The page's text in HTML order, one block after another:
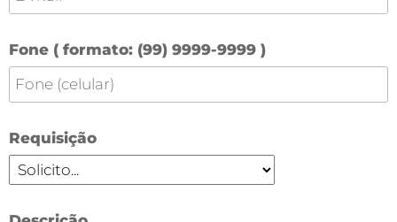
Fone ( formato: (99) 9999-9999 )
Requisição